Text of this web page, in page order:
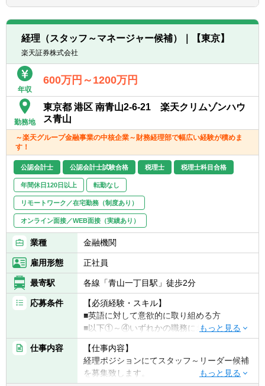
■エクセル関数やマクロ等による業務改善経
〈シニア～スタッフ〉
■税理士（4科目合格者含む）・公認会計士・
弁護士資格があれば尚可
■事業会社で税務業務及びそのプロセス改善
の経験があれば尚可
あれば尚可
■大規模法人への関与経験、連結納税、組織
再編のアドバイザリー経験があれば尚可
■大手上場企業でのオンサイトサポート業務
への意欲があれば尚可
■エクセル関数やマクロ等の経験があれば尚
可
■新たな知識を身につけることに意欲的な方
■顧客との交渉・関係構築をおこなえるコミ
■無形資産・グループ内役務提供の管理
■グローバルな所得の適正配分戦略の立案
【入社後のキャリア】
とになります
経理（スタッフ～マネージャー候補）｜【東京】
楽天証券株式会社
年収
600万円～1200万円
勤務地
東京都 港区 南青山2-6-21 楽天クリムゾンハウ
ス青山
～楽天グループ金融事業の中核企業～財務経理部で幅広い経験が積めま
す！
公認会計士 公認会計士試験合格 税理士 税理士科目合格
年間休日120日以上 転勤なし
リモートワーク／在宅勤務（制度あり）
オンライン面接／WEB面接（実績あり）
業種 金融機関
雇用形態 正社員
最寄駅 各線「青山一丁目駅」徒歩2分
応募条件
【必須経験・スキル】
■英語に対して意欲的に取り組める方
■以下①～④いずれかの職務において、５年
程度以上の実務経験（連結決算）がある方
（業界は問いません）
①事業会社または金融機関での連結会計経験
②監査法人での監査業務経験
仕事内容
【仕事内容】
経理ポジションにてスタッフ～リーダー候補
を募集致します。